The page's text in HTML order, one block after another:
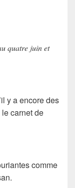
quatre juin et
y a encore des
carnet de
comme
.